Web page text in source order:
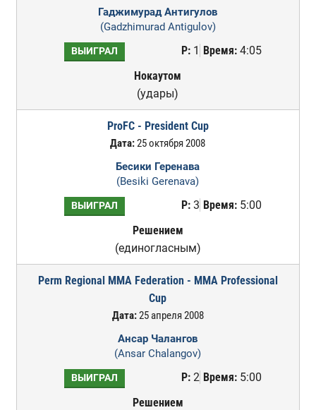
Гаджимурад Антигулов
(Gadzhimurad Antigulov)
ВЫИГРАЛ Р:1 Время:4:05
Нокаутом
(удары)
ProFC - President Cup
Дата:25 октября 2008
Бесики Геренава
(Besiki Gerenava)
ВЫИГРАЛ Р:3 Время:5:00
Решением
(единогласным)
Perm Regional MMA Federation - MMA Professional
Cup
Дата:25 апреля 2008
Ансар Чалангов
(Ansar Chalangov)
ВЫИГРАЛ Р:2 Время:5:00
Решением